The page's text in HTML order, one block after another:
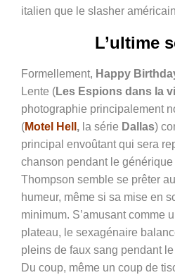
italien que le slasher
L’ultime
Formellement, Happy
Lente (Les Espions dans la
photographie principalement
(Motel Hell , la série Dallas)
principal envoûtant qui sera
chanson pendant le
Thompson semble se prêter
humeur, même si sa mise en
minimum. S’amusant comme
plateau, le sexagénaire
pleins de faux sang pendant
Du coup, même un coup de